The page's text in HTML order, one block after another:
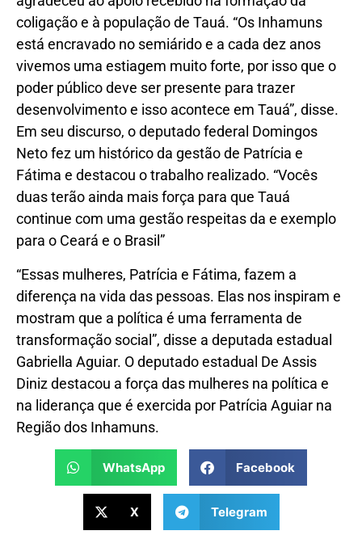
coligação e à população de Tauá. “Os Inhamuns
está encravado no semiárido e a cada dez anos
vivemos uma estiagem muito forte, por isso que o
poder público deve ser presente para trazer
desenvolvimento e isso acontece em Tauá”, disse.
Em seu discurso, o deputado federal Domingos
Neto fez um histórico da gestão de Patrícia e
Fátima e destacou o trabalho realizado. “Vocês
duas terão ainda mais força para que Tauá
continue com uma gestão respeitas da e exemplo
para o Ceará e o Brasil”
“Essas mulheres, Patrícia e Fátima, fazem a
diferença na vida das pessoas. Elas nos inspiram e
mostram que a política é uma ferramenta de
transformação social”, disse a deputada estadual
Gabriella Aguiar. O deputado estadual De Assis
Diniz destacou a força das mulheres na política e
na liderança que é exercida por Patrícia Aguiar na
Região dos Inhamuns.
WhatsApp Facebook
X Telegram